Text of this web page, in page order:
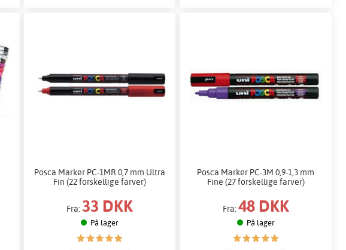
Posca Marker PC-1MR 0,7 mm Ultra
Fin (22 forskellige farver)
Fra: 33 DKK
På lager
Posca Marker PC-3M 0,9-1,3 mm
Fine (27 forskellige farver)
Fra: 48 DKK
På lager